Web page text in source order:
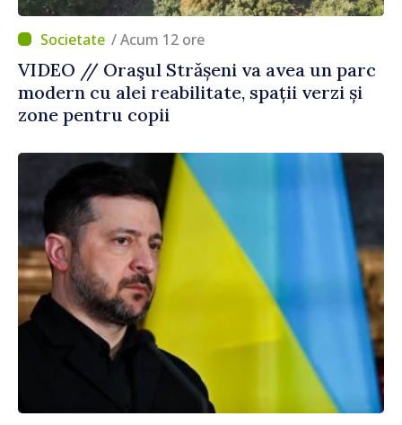
/ Acum 12 ore
VIDEO // Oraşul Strășeni va avea un parc
modern cu alei reabilitate, spații verzi și
zone pentru copii